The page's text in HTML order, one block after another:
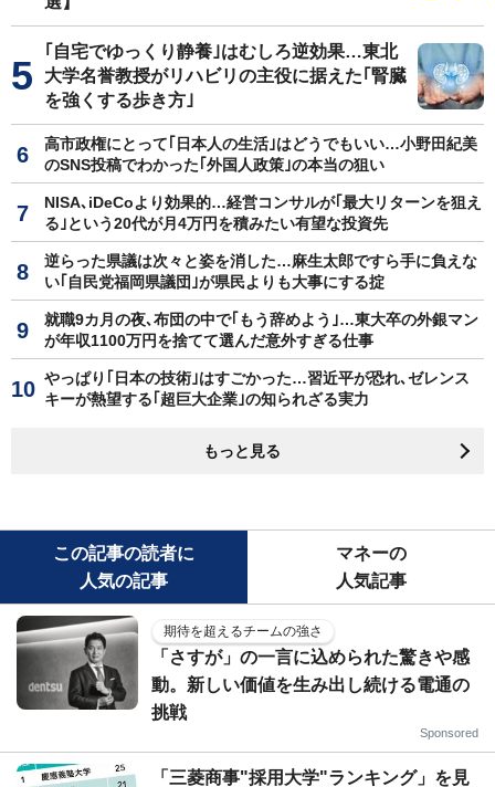
｢自宅でゆっくり静養｣はむしろ逆効果…東北
大学名誉教授がリハビリの主役に据えた｢腎臓
を強くする歩き方｣
高市政権にとって｢日本人の生活｣はどうでもいい…小野田紀美
のSNS投稿でわかった｢外国人政策｣の本当の狙い
NISA､iDeCoより効果的…経営コンサルが｢最大リターンを狙え
る｣という20代が月4万円を積みたい有望な投資先
逆らった県議は次々と姿を消した…麻生太郎ですら手に負えな
い｢自民党福岡県議団｣が県民よりも大事にする掟
就職9カ月の夜､布団の中で｢もう辞めよう｣…東大卒の外銀マン
が年収1100万円を捨てて選んだ意外すぎる仕事
やっぱり｢日本の技術｣はすごかった…習近平が恐れ､ゼレンス
キーが熱望する｢超巨大企業｣の知られざる実力
もっと見る
この記事の読者に
人気の記事
マネーの
人気記事
期待を超えるチームの強さ
「さすが」の一言に込められた驚きや感
動。新しい価値を生み出し続ける電通の
挑戦
Sponsored
「三菱商事"採用大学"ランキング」を見